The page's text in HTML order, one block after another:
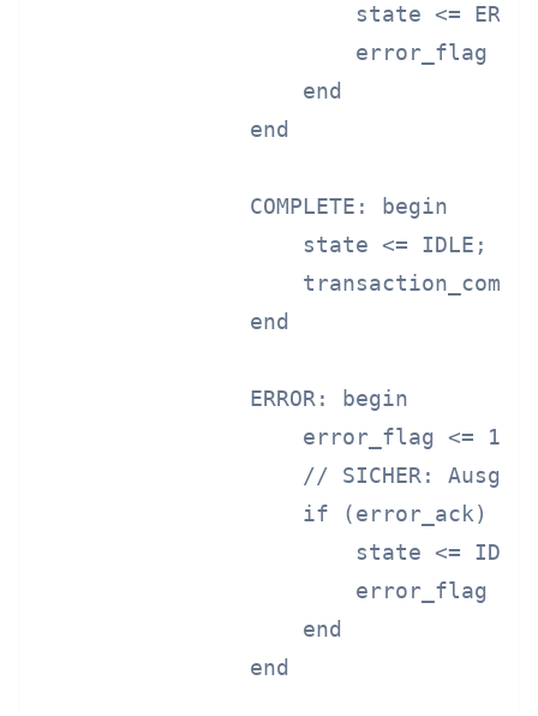
state <=
error_flag <=
                    end
                end
                COMPLETE: begin
                    state <= IDLE;
                end
                ERROR: begin
error_flag <=
// SICHER:
if (error_ack)
state <=
error_flag <=
                    end
                end